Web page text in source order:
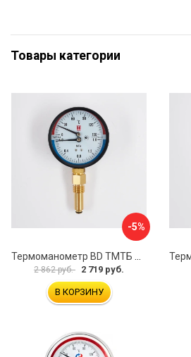
Товары категории
-5%
2 862 руб. 2 719 руб.
В КОРЗИНУ